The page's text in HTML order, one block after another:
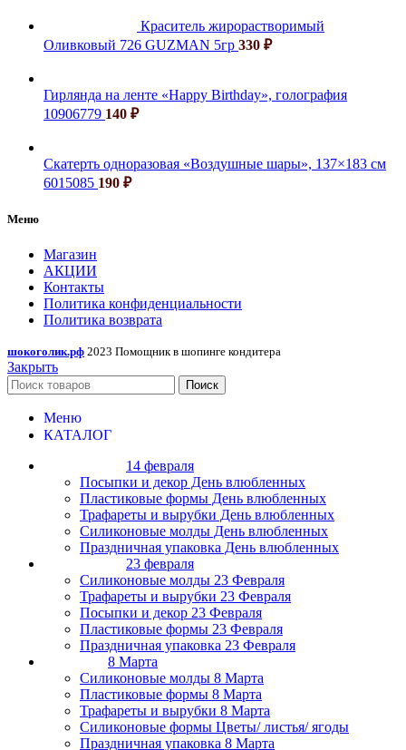
Краситель жирорастворимый
Оливковый 726 GUZMAN 5гр 330 ₽
Гирлянда на ленте «Happy Birthday», голография
10906779 140 ₽
Скатерть одноразовая «Воздушные шары», 137×183 см
6015085 190 ₽
Меню
Магазин
АКЦИИ
Контакты
Политика конфиденциальности
Политика возврата
шокоголик.рф 2023 Помощник в шопинге кондитера
Закрыть
Поиск
Меню
КАТАЛОГ
14 февраля
Посыпки и декор День влюбленных
Пластиковые формы День влюбленных
Трафареты и вырубки День влюбленных
Силиконовые молды День влюбленных
Праздничная упаковка День влюбленных
23 февраля
Силиконовые молды 23 Февраля
Трафареты и вырубки 23 Февраля
Посыпки и декор 23 Февраля
Пластиковые формы 23 Февраля
Праздничная упаковка 23 Февраля
8 Марта
Силиконовые молды 8 Марта
Пластиковые формы 8 Марта
Трафареты и вырубки 8 Марта
Силиконовые формы Цветы/ листья/ ягоды
Праздничная упаковка 8 Марта